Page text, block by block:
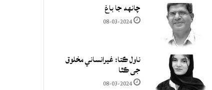
چانهه جا باغ
08-03-2024
ناول ڪتا: غيرانساني مخلوق
جي ڪٿا
08-03-2024